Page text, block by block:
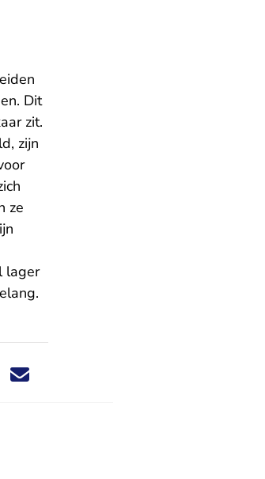
Dit
zit.
zijn
ze
lager
dit nieuwsbericht via X - U verlaat
Deel dit nieuwsbericht via Facebook - U
Deel dit nieuwsbericht via e-mail
Deel dit nieuwsbericht via LinkedIn - U